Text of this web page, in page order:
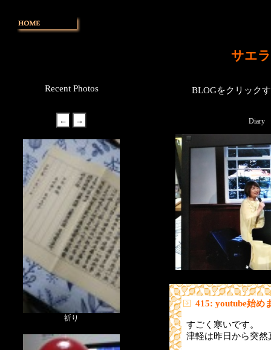
サエ
Recent Photos
祈り
BLOGをクリック
Diary
415: youtube始め
すごく寒いです。
津軽は昨日から突